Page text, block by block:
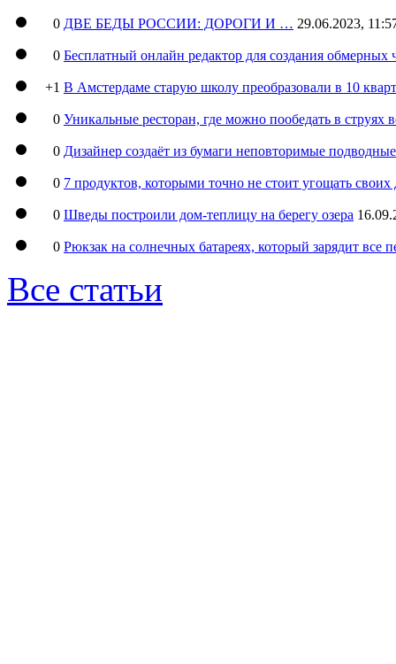
0 ДВЕ БЕДЫ РОССИИ: ДОРОГИ И … 29.06.2023,
0 Бесплатный онлайн редактор для создания обмерных
+1 В Амстердаме старую школу преобразовали в 10
0 Уникальные ресторан, где можно пообедать в струях
0 Дизайнер создаёт из бумаги неповторимые
0 7 продуктов, которыми точно не стоит угощать
0 Шведы построили дом-теплицу на берегу озера
0 Рюкзак на солнечных батареях, который зарядит все
Все статьи